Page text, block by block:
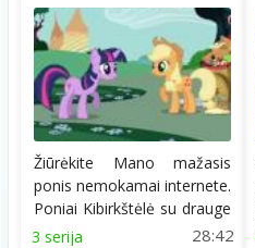
Žiūrėkite Mano mažasis
ponis nemokamai internete.
Poniai Kibirkštėlė su drauge
visą...
3 serija 28:42